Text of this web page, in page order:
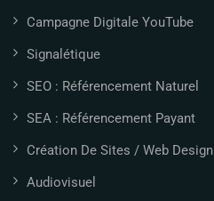
Campagne Digitale YouTube
Signalétique
SEO : Référencement Naturel
SEA : Référencement Payant
Création De Sites / Web Design
Audiovisuel